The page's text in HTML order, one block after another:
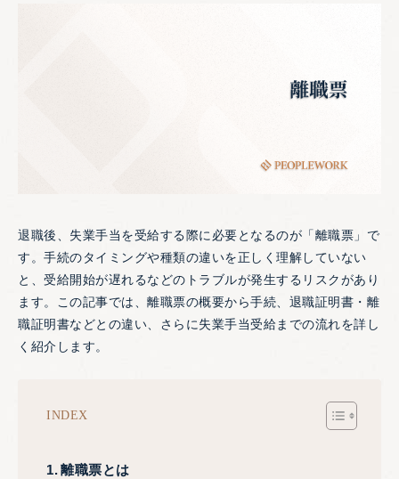
退職後、失業手当を受給する際に必要となるのが「離職票」で
す。手続のタイミングや種類の違いを正しく理解していない
と、受給開始が遅れるなどのトラブルが発生するリスクがあり
ます。この記事では、離職票の概要から手続、退職証明書・離
職証明書などとの違い、さらに失業手当受給までの流れを詳し
く紹介します。
INDEX
離職票とは